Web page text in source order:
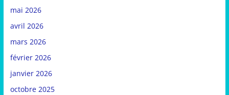
mai 2026
avril 2026
mars 2026
février 2026
janvier 2026
octobre 2025